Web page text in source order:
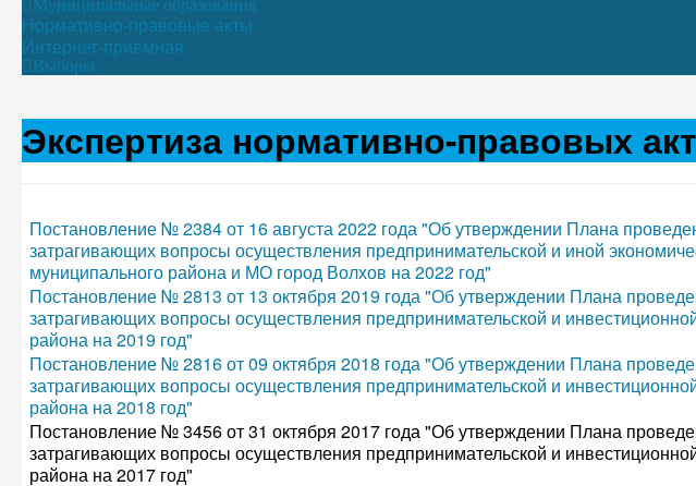
Муниципальные образования
Нормативно-правовые акты
Интернет-приёмная
Выборы
Экспертиза нормативно-правовых
Постановление № 2384 от 16 августа 2022 года "Об утверждении Плана
затрагивающих вопросы осуществления предпринимательской и иной
муниципального района и МО город Волхов на 2022 год"
Постановление № 2813 от 13 октября 2019 года "Об утверждении Плана
затрагивающих вопросы осуществления предпринимательской и
района на 2019 год"
Постановление № 2816 от 09 октября 2018 года "Об утверждении Плана
затрагивающих вопросы осуществления предпринимательской и
района на 2018 год"
Постановление № 3456 от 31 октября 2017 года "Об утверждении Плана
затрагивающих вопросы осуществления предпринимательской и
района на 2017 год"